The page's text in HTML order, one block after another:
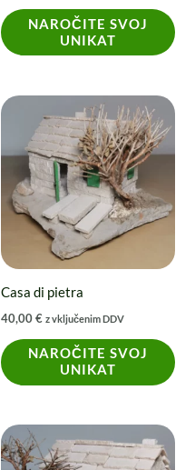
NAROČITE SVOJ
UNIKAT
Casa di pietra
40,00€ z vključenim DDV
NAROČITE SVOJ
UNIKAT